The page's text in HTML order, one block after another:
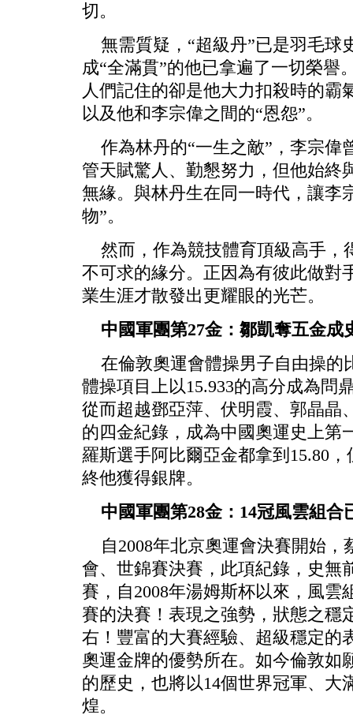
切。
無需質疑，“超級丹”已是羽毛球
成“全滿貫”的他已拿遍了一切榮譽
人們記住的卻是他大力扣殺時的霸
以及他和李宗偉之間的“恩怨”。
作為林丹的“一生之敵”，李宗偉
管天賦驚人、勤懇努力，但他始終
無緣。與林丹生在同一時代，讓李
物”。
然而，作為競技體育頂級高手，
不可求的緣分。正因為有彼此做對
業生涯才散發出更耀眼的光芒。
中國軍團第27金：鄒凱奪五金成
在倫敦奧運會體操男子自由操的
體操項目上以15.933的高分成為問
從而超越鄧亞萍、伏明霞、郭晶晶
的四金紀錄，成為中國奧運史上第
羅斯選手阿比爾亞金都拿到15.80
終他獲得銀牌。
中國軍團第28金：14冠風雲組合
自2008年北京奧運會決賽開始，
會、世錦賽決賽，此項紀錄，史無
賽，自2008年湯姆斯杯以來，風雲
賽的決賽！表現之強勢，狀態之穩
右！豐富的大賽經驗、超級穩定的
奧運金牌的優勢所在。如今倫敦如
的歷史，也將以14個世界冠軍、大
煌。